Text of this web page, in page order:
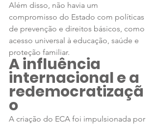
Além disso, não havia um
compromisso do Estado com políticas
de prevenção e direitos básicos, como
acesso universal à educação, saúde e
proteção familiar.
A influência
internacional e a
redemocratizaçã
o
A criação do ECA foi impulsionada por